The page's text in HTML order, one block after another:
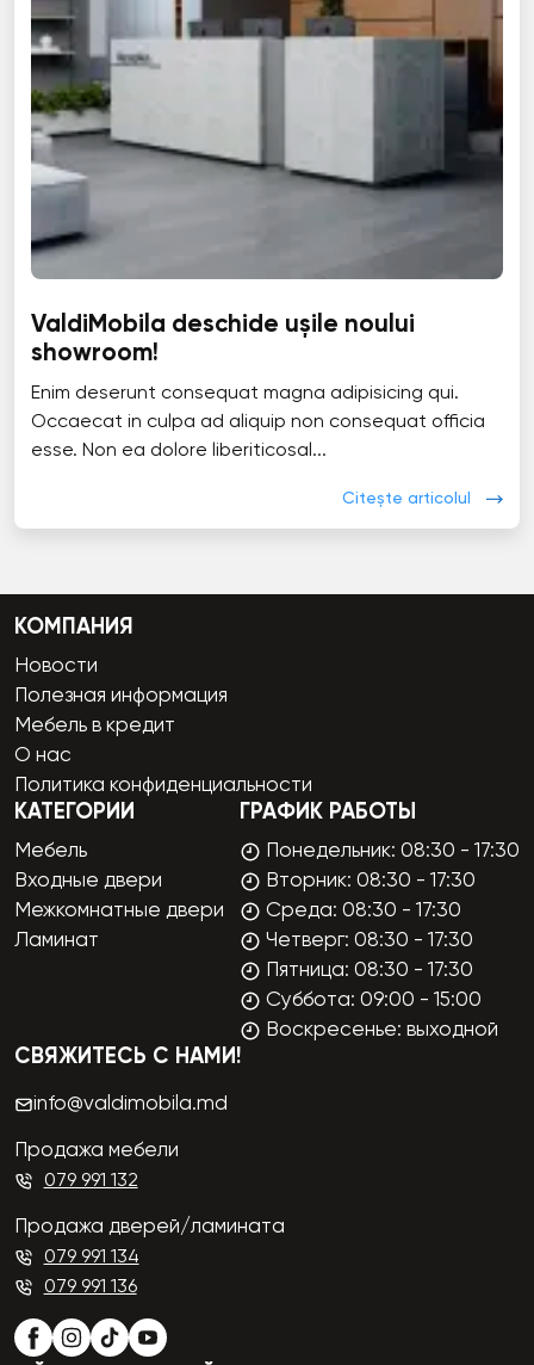
ValdiMobila deschide ușile noului
showroom!
Enim deserunt consequat magna adipisicing qui.
Occaecat in culpa ad aliquip non consequat officia
esse. Non ea dolore liberiticosal...
Citește articolul
КОМПАНИЯ
Новости
Полезная информация
Мебель в кредит
О нас
Политика конфиденциальности
КАТЕГОРИИ
Мебель
Входные двери
Межкомнатные двери
Ламинат
ГРАФИК РАБОТЫ
Понедельник: 08:30 - 17:30
Вторник: 08:30 - 17:30
Среда: 08:30 - 17:30
Четверг: 08:30 - 17:30
Пятница: 08:30 - 17:30
Суббота: 09:00 - 15:00
Воскресенье: выходной
СВЯЖИТЕСЬ С НАМИ!
info@valdimobila.md
Продажа мебели
079 991 132
Продажа дверей/ламината
079 991 134
079 991 136